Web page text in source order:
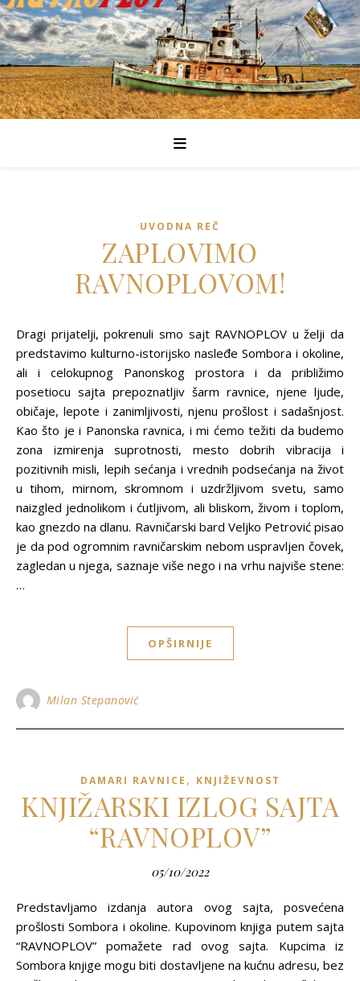
UVODNA REČ
ZAPLOVIMO
RAVNOPLOVOM!
Dragi prijatelji, pokrenuli smo sajt RAVNOPLOV u želji da
predstavimo kulturno-istorijsko nasleđe Sombora i okoline,
ali i celokupnog Panonskog prostora i da približimo
posetiocu sajta prepoznatljiv šarm ravnice, njene ljude,
običaje, lepote i zanimljivosti, njenu prošlost i sadašnjost.
Kao što je i Panonska ravnica, i mi ćemo težiti da budemo
zona izmirenja suprotnosti, mesto dobrih vibracija i
pozitivnih misli, lepih sećanja i vrednih podsećanja na život
u tihom, mirnom, skromnom i uzdržljivom svetu, samo
naizgled jednolikom i ćutljivom, ali bliskom, živom i toplom,
kao gnezdo na dlanu. Ravničarski bard Veljko Petrović pisao
je da pod ogromnim ravničarskim nebom uspravljen čovek,
zagledan u njega, saznaje više nego i na vrhu najviše stene:
…
OPŠIRNIJE
Milan Stepanović
DAMARI RAVNICE , KNJIŽEVNOST
KNJIŽARSKI IZLOG SAJTA
“RAVNOPLOV”
05/10/2022
Predstavljamo izdanja autora ovog sajta, posvećena
prošlosti Sombora i okoline. Kupovinom knjiga putem sajta
“RAVNOPLOV” pomažete rad ovog sajta. Kupcima iz
Sombora knjige mogu biti dostavljene na kućnu adresu, bez